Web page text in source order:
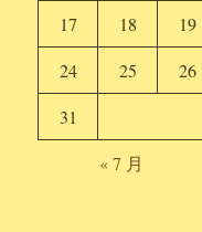
17
18 19
24
25 26
31
« 7 月